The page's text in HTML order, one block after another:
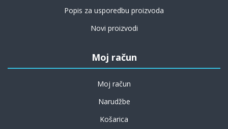
Popis za usporedbu proizvoda
Novi proizvodi
Moj račun
Moj račun
Narudžbe
Košarica